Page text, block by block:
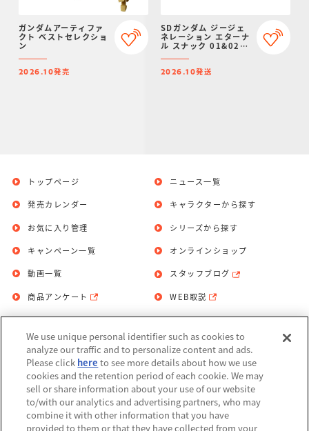
ガンダムアーティファ
クト ベストセレクショ
ン
2026.10発売
SDガンダム ジージェ
ネレーション エターナ
ル スナック 01&02
レミアムバンダイ限
定】
2026.10発送
トップページ
発売カレンダー
お気に入り管理
ニュース一覧
キャラクターから探す
シリーズから探す
キャンペーン一覧
動画一覧
商品アンケート
オンラインショップ
スタッフブログ
WEB取説
お問い合わせ 個人情報保護方針
利用規約
Do Not Sell or Share My Personal
Information
We use unique personal identifier such as cookies to
analyze our traffic and to personalize content and ads.
Please click here to see more details about how we use
cookies and the retention period of each cookie. We may
sell or share information about your use of our website
to/with our analytics and advertising partners, who may
combine it with other information that you have
provided to them or that they have collected from your